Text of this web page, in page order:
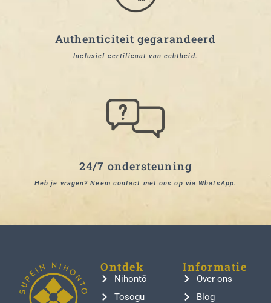
Authenticiteit gegarandeerd
Inclusief certificaat van echtheid.
24/7 ondersteuning
Heb je vragen? Neem contact met ons op via WhatsApp.
Ontdek
Nihontō
Tosogu
Informatie
Over ons
Blog